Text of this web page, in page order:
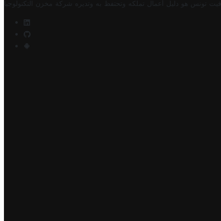
تونس هو دليل أعمال تملكه وتحتفظ به وتديره شركة مخزن التكنولوجيا